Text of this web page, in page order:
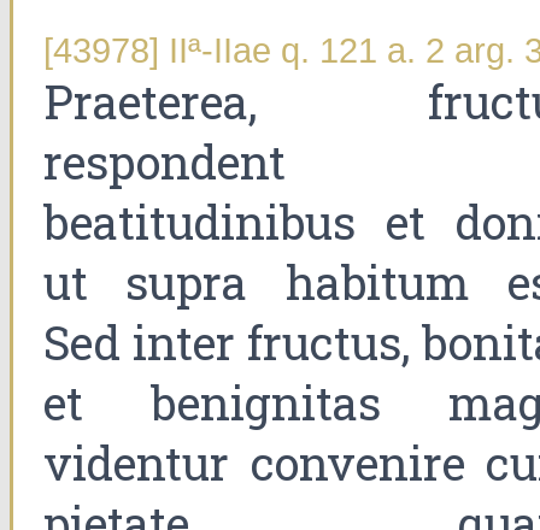
[43978] IIª-IIae q. 121 a. 2 arg.
Praeterea,
respondent
beatitudinibus et
ut supra habitum
Sed inter fructus,
et benignitas
videntur convenire